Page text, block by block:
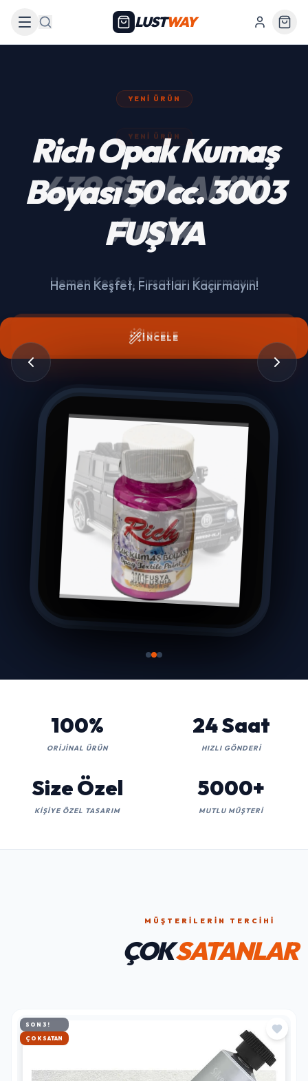
Arama LUSTWAY
439 Siyah Akülü
Araba
İNCELE
100%
ORIJINAL ÜRÜN
24 Saat
HIZLI GÖNDERI
Size Özel
KIŞIYE ÖZEL TASARIM
5000+
MUTLU MÜŞTERI
MÜŞTERILERIN TERCIHI
ÇOKSATANLAR
SON 3!
HIZLI KARGO